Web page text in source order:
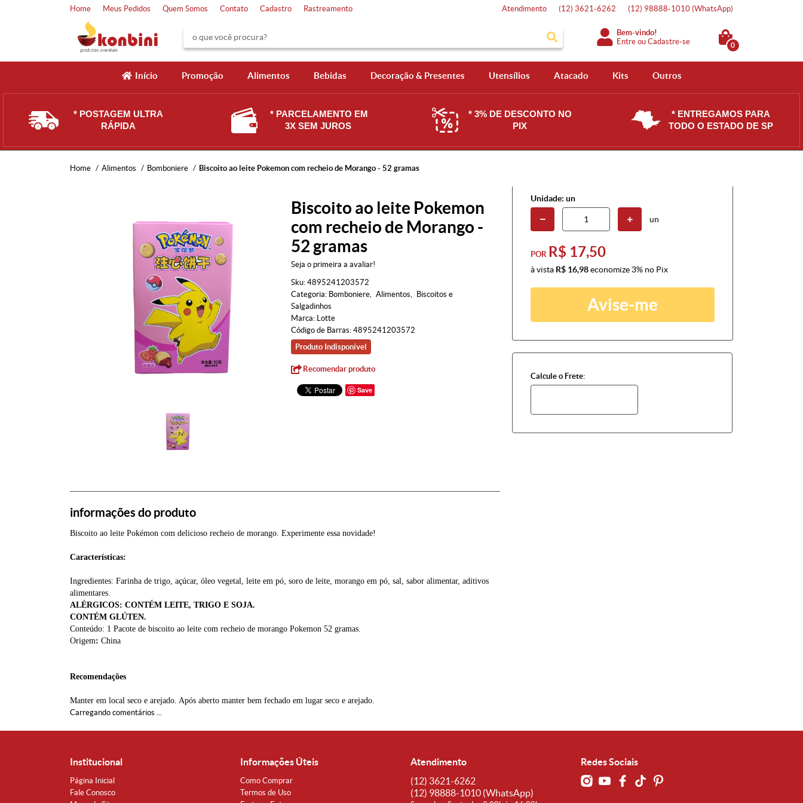
Home Meus Pedidos Quem Somos Contato Cadastro Rastreamento Atendimento (12) 3621-6262 (12) 98888-1010 (WhatsApp)
Bem-vindo!
Entre ouCadastre-se 0
Início Promoção Alimentos Bebidas Decoração & Presentes Utensílios Atacado Kits Outros
* POSTAGEM ULTRA
RÁPIDA
* PARCELAMENTO EM
3X SEM JUROS
* 3% DE DESCONTO NO
PIX
* ENTREGAMOS PARA
TODO O ESTADO DE SP
Home Alimentos Bomboniere Biscoito ao leite Pokemon com recheio de Morango - 52 gramas
Biscoito ao leite Pokemon
com recheio de Morango -
52 gramas
Seja o primeira a avaliar!
Sku: 4895241203572
Categoria: Bomboniere Alimentos
Biscoitos e
Salgadinhos
Marca: Lotte
Código de Barras: 4895241203572
Produto Indisponível
Recomendar produto
Save
Unidade: un
un
POR R$ 17,50
à vista R$ 16,98economize 3% no Pix
Avise-me
Calcule o Frete:
informações do produto
Biscoito ao leite Pokémon com delicioso recheio de morango. Experimente essa novidade!
Características:
Ingredientes: Farinha de trigo, açúcar, óleo vegetal, leite em pó, soro de leite, morango em pó, sal, sabor alimentar, aditivos
alimentares.
ALÉRGICOS: CONTÉM LEITE, TRIGO E SOJA.
CONTÉM GLÚTEN.
Conteúdo: 1 Pacote de biscoito ao leite com recheio de morango Pokemon 52 gramas.
Origem: China
Recomendações
Manter em local seco e arejado. Após aberto manter bem fechado em lugar seco e arejado.
Carregando comentários ...
Institucional
Página Inicial
Fale Conosco
Informações Úteis
Como Comprar
Termos de Uso
Atendimento
(12) 3621-6262
(12) 98888-1010 (WhatsApp)
Redes Sociais